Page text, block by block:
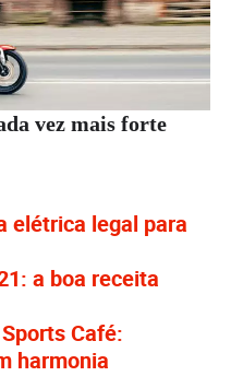
vez mais forte
elétrica legal para
a boa receita
Café:
harmonia